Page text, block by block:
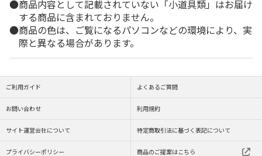
商品内容として記載されていない「小道具類」はお届け
する商品に含まれておりません。
商品の色は、ご覧になるパソコンなどの環境により、実
際と異なる場合があります。
ご利用ガイド よくあるご質問
お問い合わせ 利用規約
サイト運営会社について 特定商取引法に基づく表記について
プライバシーポリシー 商品のご提案はこちら